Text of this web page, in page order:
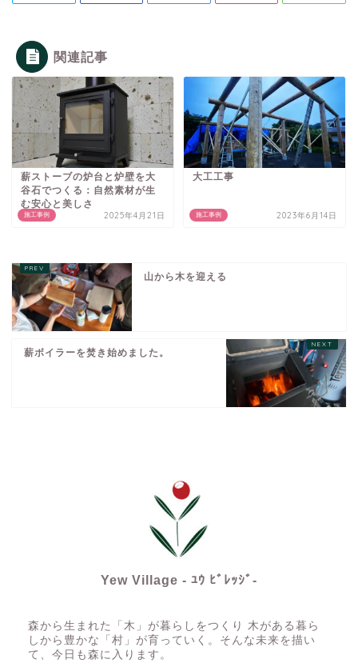
関連記事
施工事例
薪ストーブの炉台と炉壁を大
谷石でつくる：自然素材が生
む安心と美しさ
2025年4月21日 施工事例
大工工事
2023年6月14日
山から木を迎える
薪ボイラーを焚き始めました。
Yew Village - ﾕｳ ﾋﾞﾚｯｼﾞ-
森から生まれた「木」が暮らしをつくり 木がある暮ら
しから豊かな「村」が育っていく。そんな未来を描い
て、今日も森に入ります。